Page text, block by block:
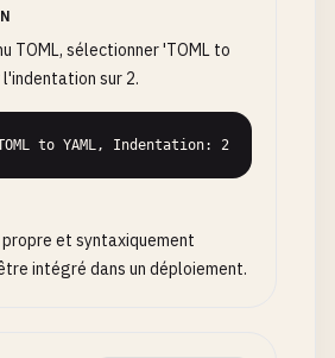
TOML, sélectionner 'TOML to
sur 2.
to YAML, Indentation: 2
propre et syntaxiquement
intégré dans un déploiement.